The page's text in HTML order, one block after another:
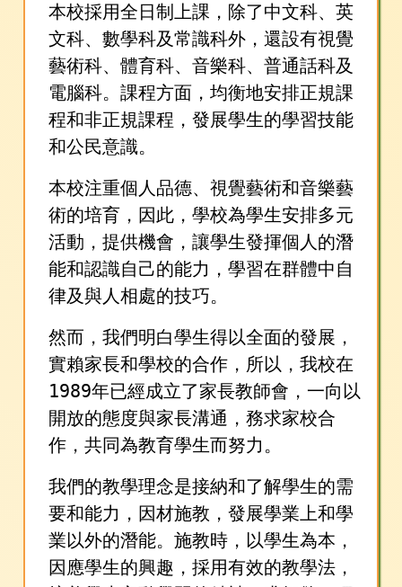
本校採用全日制上課，除了中文科、英
文科、數學科及常識科外，還設有視覺
藝術科、體育科、音樂科、普通話科及
電腦科。課程方面，均衡地安排正規課
程和非正規課程，發展學生的學習技能
和公民意識。
本校注重個人品德、視覺藝術和音樂藝
術的培育，因此，學校為學生安排多元
活動，提供機會，讓學生發揮個人的潛
能和認識自己的能力，學習在群體中自
律及與人相處的技巧。
然而，我們明白學生得以全面的發展，
實賴家長和學校的合作，所以，我校在
1989年已經成立了家長教師會，一向以
開放的態度與家長溝通，務求家校合
作，共同為教育學生而努力。
我們的教學理念是接納和了解學生的需
要和能力，因材施教，發展學業上和學
業以外的潛能。施教時，以學生為本，
因應學生的興趣，採用有效的教學法，